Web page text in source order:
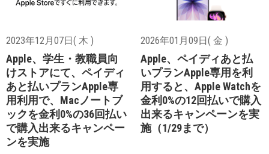
2023年12月07日( 木 )
Apple、学生・教職員向
けストアにて、ペイディ
あと払いプランApple専
用利用で、Macノートブ
ックを金利0%の36回払い
で購入出来るキャンペー
ンを実施
2026年01月09日( 金 )
Apple、ペイディあと払
いプランApple専用を利
用すると、Apple Watchを
金利0%の12回払いで購入
出来るキャンペーンを実
施（1/29まで）